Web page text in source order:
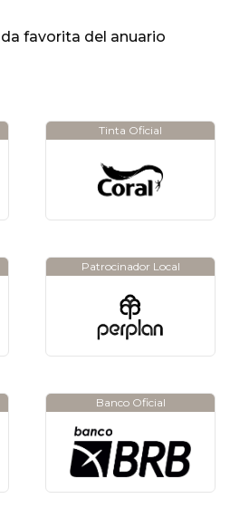
favorita del anuario
Tinta Oficial
Patrocinador Local
Banco Oficial